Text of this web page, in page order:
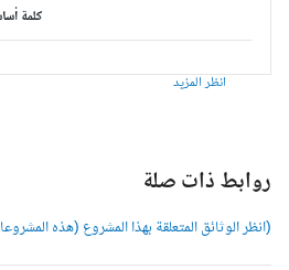
كلمة أساسية
انظر المزيد
روابط ذات صلة
(انظر الوثائق المتعلقة بهذا المشروع (هذه المشروعات